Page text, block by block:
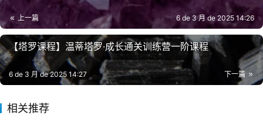
上一篇 6 de 3 月 de 2025 14:26
【塔罗课程】温蒂塔罗·成长通关训练营一阶课程
下一篇
6 de 3 月 de 2025 14:27
相关推荐